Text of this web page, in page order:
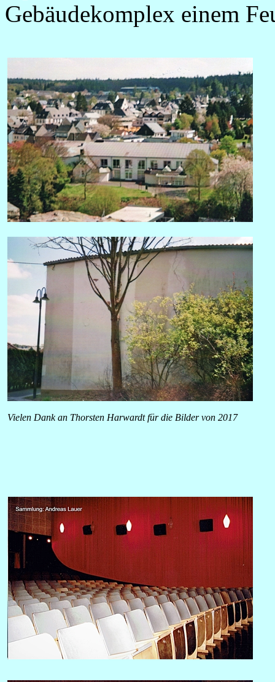
Gebäudekomplex einem
Vielen Dank an Thorsten Harwardt für die Bilder von 2017